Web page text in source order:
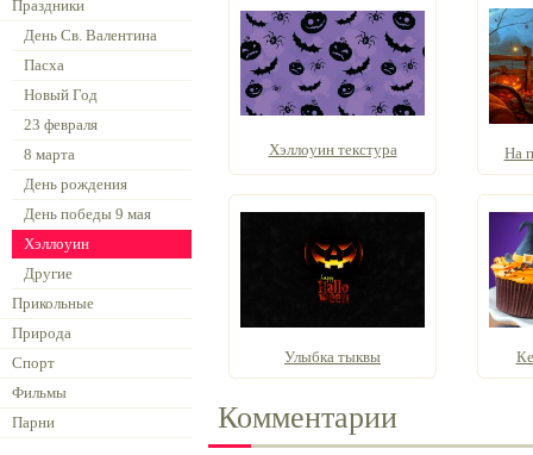
Праздники
День Св. Валентина
Пасха
Новый Год
23 февраля
8 марта
День рождения
День победы 9 мая
Хэллоуин
Другие
Прикольные
Природа
Спорт
Фильмы
Парни
Хэллоуин текстура На
Улыбка тыквы
Комментарии